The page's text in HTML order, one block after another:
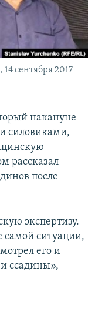
сентября 2017
накануне
силовиками,
рассказал
после
экспертизу.
самой ситуации,
его и
ссадины», –